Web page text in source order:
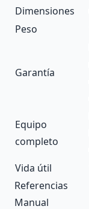
Dimensiones
Peso
Garantía
Equipo
completo
Vida útil
Referencias
Manual